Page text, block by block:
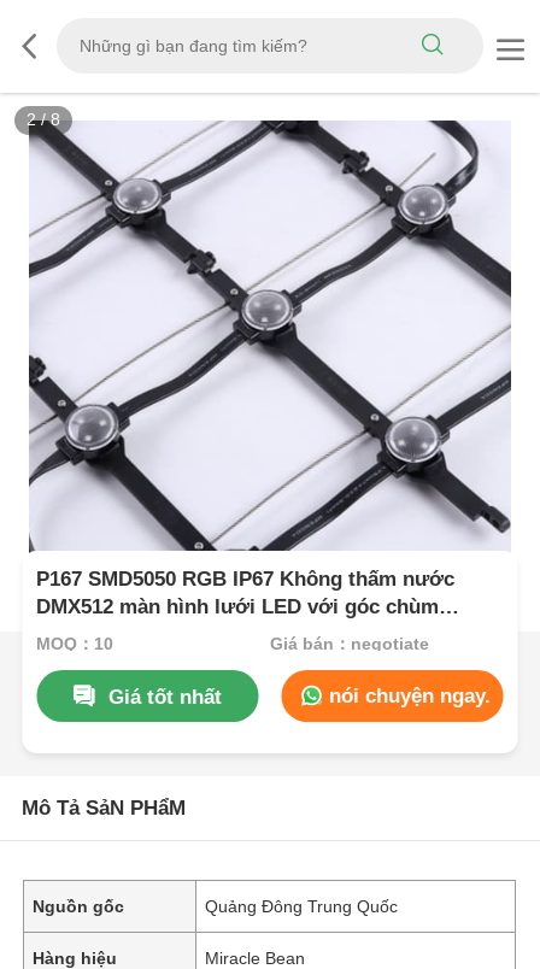
2/8
P167 SMD5050 RGB IP67 Không thấm nước
DMX512 màn hình lưới LED với góc chùm
quang 160 ° cho sử dụng ngoài trời
MOQ：10 Giá bán：negotiate
Giá tốt nhất nói chuyện ngay.
Mô Tả SảN PHẩM
Nguồn gốc Quảng Đông Trung Quốc
Hàng hiệu Miracle Bean